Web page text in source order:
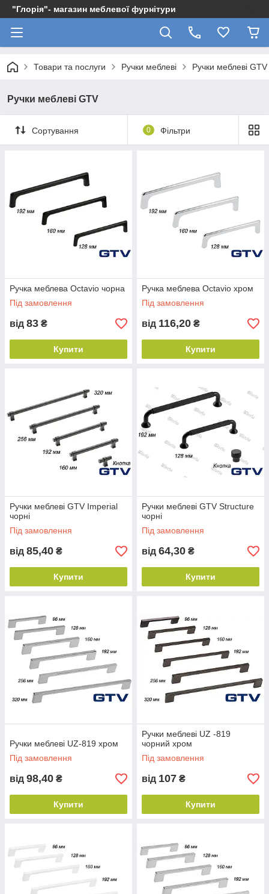
"Глорія"- магазин меблевої фурнітури
Товари та послуги Ручки меблеві Ручки меблеві GTV
Ручки меблеві GTV
Сортування 0 Фільтри
Ручка меблева Octavio чорна
Під замовлення
від 83 ₴
Купити
Ручка меблева Octavio хром
Під замовлення
від 116,20 ₴
Купити
Ручки меблеві GTV Imperial
чорні
Під замовлення
від 85,40 ₴
Купити
Ручки меблеві GTV Structure
чорні
Під замовлення
від 64,30 ₴
Купити
Ручки меблеві UZ-819 хром
Під замовлення
від 98,40 ₴
Купити
Ручки меблеві UZ -819
чорний хром
Під замовлення
від 107 ₴
Купити